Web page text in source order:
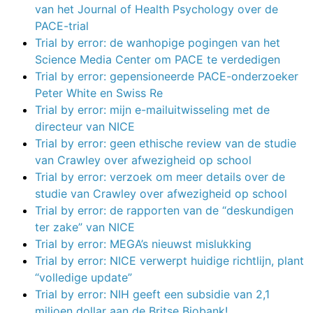
van het Journal of Health Psychology over de
PACE-trial
Trial by error: de wanhopige pogingen van het
Science Media Center om PACE te verdedigen
Trial by error: gepensioneerde PACE-onderzoeker
Peter White en Swiss Re
Trial by error: mijn e-mailuitwisseling met de
directeur van NICE
Trial by error: geen ethische review van de studie
van Crawley over afwezigheid op school
Trial by error: verzoek om meer details over de
studie van Crawley over afwezigheid op school
Trial by error: de rapporten van de “deskundigen
ter zake” van NICE
Trial by error: MEGA’s nieuwst mislukking
Trial by error: NICE verwerpt huidige richtlijn, plant
“volledige update”
Trial by error: NIH geeft een subsidie van 2,1